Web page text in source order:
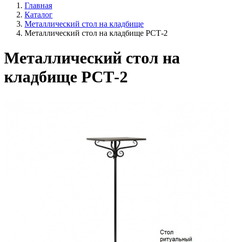
Главная
Каталог
Металлический стол на кладбище
Металлический стол на кладбище РСТ-2
Металлический стол на
кладбище РСТ-2